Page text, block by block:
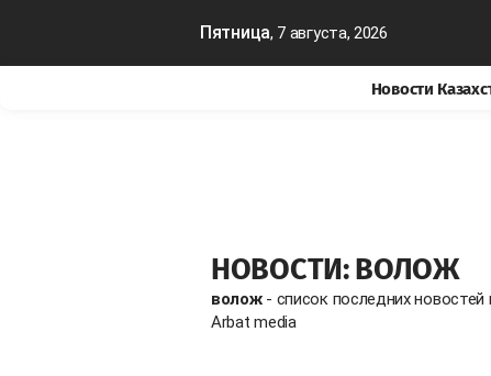
Пятница, 7 августа, 2026
Новости
НОВОСТИ: ВОЛОЖ
волож- список последних
Arbat media